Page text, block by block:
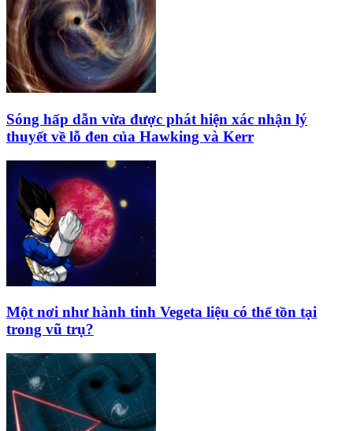
Sóng hấp dẫn vừa được phát hiện xác nhận lý
thuyết về lỗ đen của Hawking và Kerr
Một nơi như hành tinh Vegeta liệu có thể tồn tại
trong vũ trụ?